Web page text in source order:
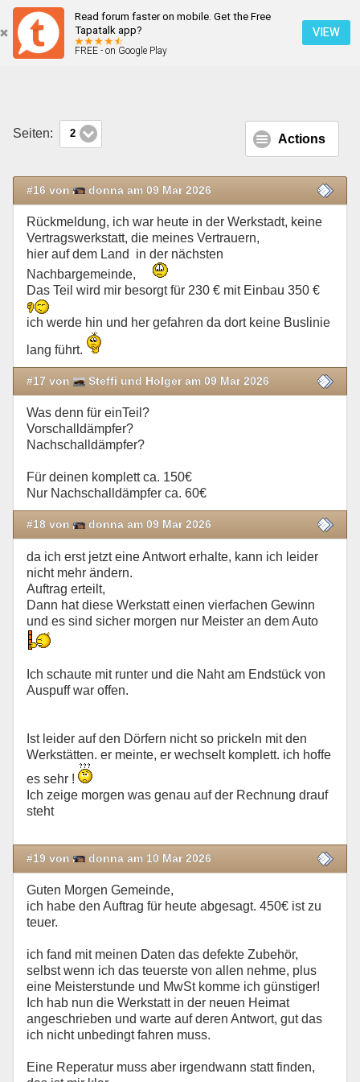
Read forum faster on mobile. Get the Free
Tapatalk app?
FREE - on Google Play
VIEW
Auspuff erneuern
Seiten: 2 Actions
#16 von donna am 09 Mar 2026
Rückmeldung, ich war heute in der Werkstadt, keine
Vertragswerkstatt, die meines Vertrauern,
hier auf dem Land in der nächsten
Nachbargemeinde,
Das Teil wird mir besorgt für 230 € mit Einbau 350 €
ich werde hin und her gefahren da dort keine Buslinie
lang führt.
#17 von Steffi und Holger am 09 Mar 2026
Was denn für einTeil?
Vorschalldämpfer?
Nachschalldämpfer?
Für deinen komplett ca. 150€
Nur Nachschalldämpfer ca. 60€
#18 von donna am 09 Mar 2026
da ich erst jetzt eine Antwort erhalte, kann ich leider
nicht mehr ändern.
Auftrag erteilt,
Dann hat diese Werkstatt einen vierfachen Gewinn
und es sind sicher morgen nur Meister an dem Auto
Ich schaute mit runter und die Naht am Endstück von
Auspuff war offen.
Ist leider auf den Dörfern nicht so prickeln mit den
Werkstätten. er meinte, er wechselt komplett. ich hoffe
es sehr !
Ich zeige morgen was genau auf der Rechnung drauf
steht
#19 von donna am 10 Mar 2026
Guten Morgen Gemeinde,
ich habe den Auftrag für heute abgesagt. 450€ ist zu
teuer.
ich fand mit meinen Daten das defekte Zubehör,
selbst wenn ich das teuerste von allen nehme, plus
eine Meisterstunde und MwSt komme ich günstiger!
Ich hab nun die Werkstatt in der neuen Heimat
angeschrieben und warte auf deren Antwort, gut das
ich nicht unbedingt fahren muss.
Eine Reperatur muss aber irgendwann statt finden,